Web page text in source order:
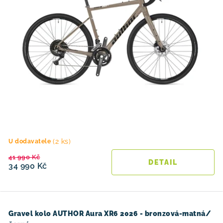
U dodavatele (2 ks)
34 990 Kč
41 990 Kč
Gravel kolo AUTHOR Aura XR6 2026 - bronzová-matná/